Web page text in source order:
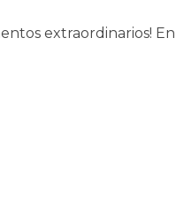
extraordinarios!